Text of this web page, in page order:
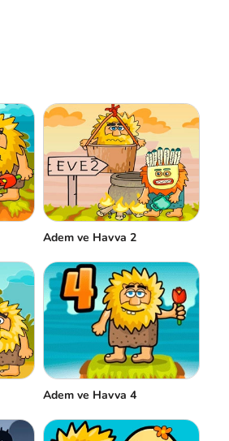
Adem ve Havva 2
Adem ve Havva 4